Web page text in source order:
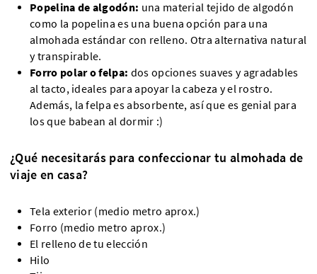
Popelina de algodón: una material tejido de algodón
como la popelina es una buena opción para una
almohada estándar con relleno. Otra alternativa natural
y transpirable.
Forro polar o felpa: dos opciones suaves y agradables
al tacto, ideales para apoyar la cabeza y el rostro.
Además, la felpa es absorbente, así que es genial para
los que babean al dormir :)
¿Qué necesitarás para confeccionar tu almohada de
viaje en casa?
Tela exterior (medio metro aprox.)
Forro (medio metro aprox.)
El relleno de tu elección
Hilo